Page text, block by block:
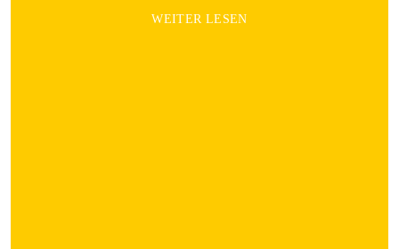
WEITER LESEN